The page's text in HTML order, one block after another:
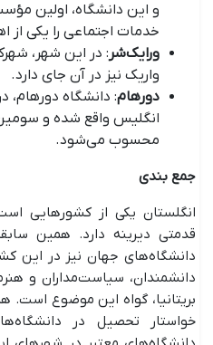
و این دانشگاه، اولین
خدمات اجتماعی را یکی از
ورایک‌شر : در این شهر،
واریک نیز در آن جای دارد.
دورهام: دانشگاه
انگلیس واقع شده و
محسوب می‌شود.
جمع بندی
انگلستان یکی از کشورهایی
قدمتی دیرینه دارد. همین
دانشگاه‌های جهان نیز در این
دانشمندان، سیاست‌مداران و
بریتانیا، گواه این موضوع است.
خواستار تحصیل در